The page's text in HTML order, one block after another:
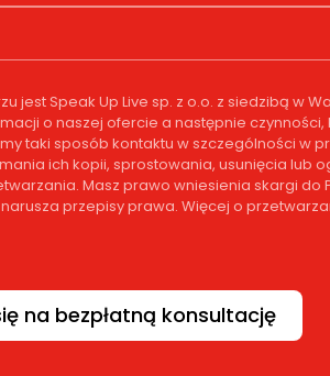
Speak Up Live sp. z o.o. z siedzibą w
o naszej ofercie a następnie
taki sposób kontaktu w szczególności w
ich kopii, sprostowania, usunięcia
Masz prawo wniesienia skargi do
przepisy prawa. Więcej o